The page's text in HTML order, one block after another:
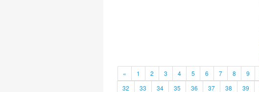
« 1 2 3 4 5 6 7 8 9
32
33 34 35 36 37 38 39